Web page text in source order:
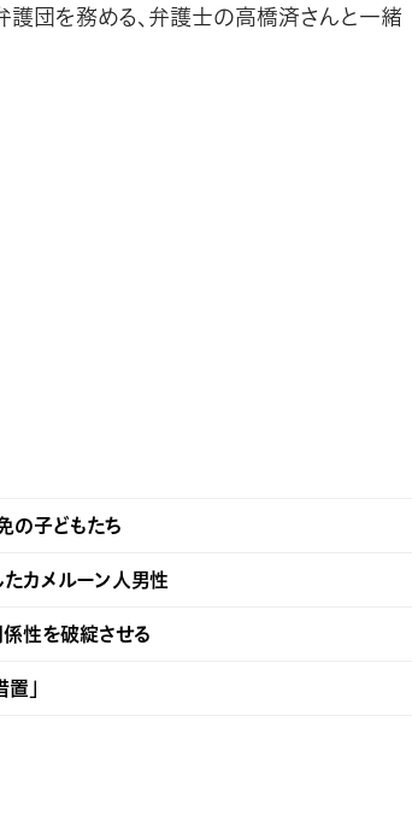
護団を務める、弁護士の高橋済さんと一緒
の子どもたち
カメルーン人男性
性を破綻させる
」